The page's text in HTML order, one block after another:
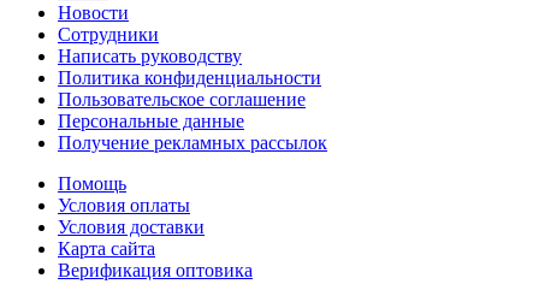
Новости
Сотрудники
Написать руководству
Политика конфиденциальности
Пользовательское соглашение
Персональные данные
Получение рекламных рассылок
Помощь
Условия оплаты
Условия доставки
Карта сайта
Верификация оптовика